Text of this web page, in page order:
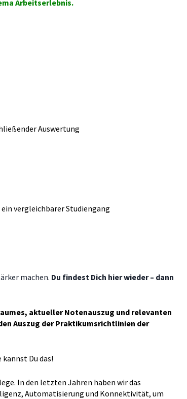
Arbeitserlebnis.
Auswertung
vergleichbarer Studiengang
machen. Du findest Dich hier wieder – dann
aktueller Notenauszug und relevanten
Auszug der Praktikumsrichtlinien der
Du das!
In den letzten Jahren haben wir das
Automatisierung und Konnektivität, um